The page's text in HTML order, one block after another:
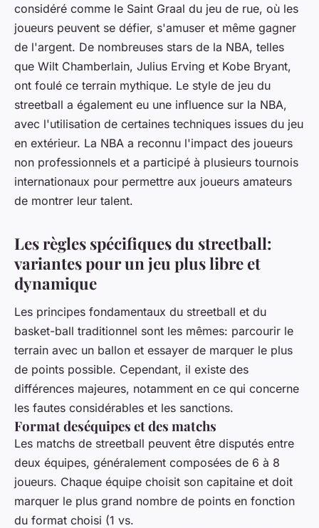
considéré comme le Saint Graal du jeu de rue, où les
joueurs peuvent se défier, s'amuser et même gagner
de l'argent. De nombreuses stars de la NBA, telles
que Wilt Chamberlain, Julius Erving et Kobe Bryant,
ont foulé ce terrain mythique. Le style de jeu du
streetball a également eu une influence sur la NBA,
avec l'utilisation de certaines techniques issues du jeu
en extérieur. La NBA a reconnu l'impact des joueurs
non professionnels et a participé à plusieurs tournois
internationaux pour permettre aux joueurs amateurs
de montrer leur talent.
Les règles spécifiques du streetball:
variantes pour un jeu plus libre et
dynamique
Les principes fondamentaux du streetball et du
basket-ball traditionnel sont les mêmes: parcourir le
terrain avec un ballon et essayer de marquer le plus
de points possible. Cependant, il existe des
différences majeures, notamment en ce qui concerne
les fautes considérables et les sanctions.
Format deséquipes et des matchs
Les matchs de streetball peuvent être disputés entre
deux équipes, généralement composées de 6 à 8
joueurs. Chaque équipe choisit son capitaine et doit
marquer le plus grand nombre de points en fonction
du format choisi (1 vs.